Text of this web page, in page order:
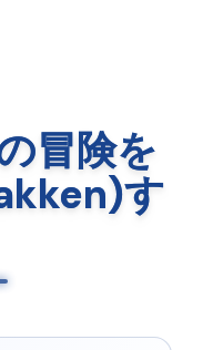
冒険を
す